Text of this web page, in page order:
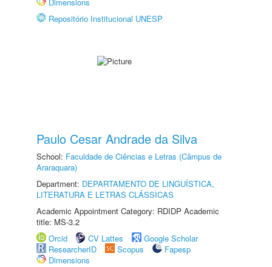
Repositório Institucional UNESP
Paulo Cesar Andrade da Silva
School: Faculdade de Ciências e Letras (Câmpus de
Araraquara)
Department: DEPARTAMENTO DE LINGUÍSTICA,
LITERATURA E LETRAS CLÁSSICAS
Academic Appointment Category: RDIDP Academic
title: MS-3.2
Orcid
CV Lattes
Google Scholar
ResearcherID
Scopus
Fapesp
Dimensions